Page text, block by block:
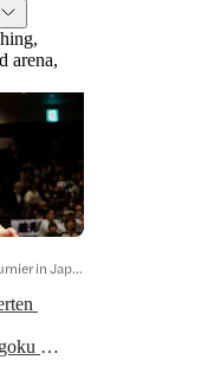
arena,
Tickets für das große Sumo-Turnier in Japan